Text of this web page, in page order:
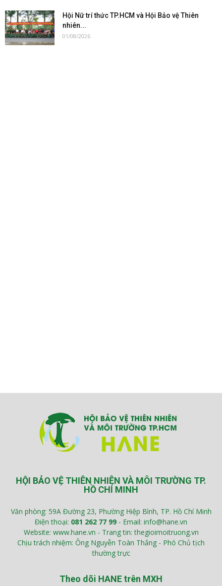
Hội Nữ trí thức TP.HCM và Hội Bảo vệ Thiên
nhiên...
01/08/2026
HỘI BẢO VỆ THIÊN NHIÊN VÀ MÔI TRƯỜNG TP.
HỒ CHÍ MINH
Văn phòng: 59A Đường 23, Phường Hiệp Bình, TP. Hồ Chí Minh
Điện thoại: 081 262 77 99 - Email: info@hane.vn
Website: www.hane.vn - Trang tin: thegioimoitruong.vn
Chịu trách nhiệm: Ông Nguyễn Toàn Thắng - Phó Chủ tịch
thường trực
Theo dõi HANE trên MXH